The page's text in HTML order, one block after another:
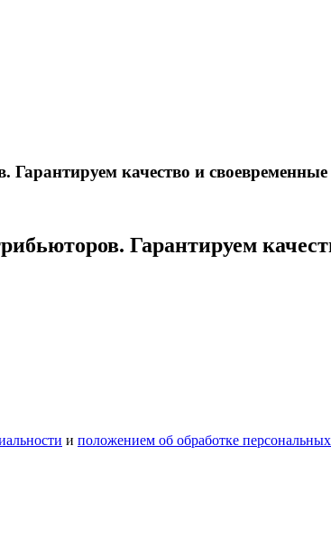
качество и
Гарантируем
и положением об обработке